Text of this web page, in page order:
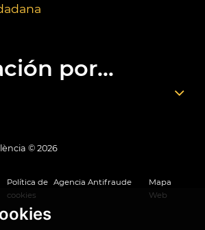
por...
© 2026
Política de
cookies
Agencia Antifraude
Mapa
Web